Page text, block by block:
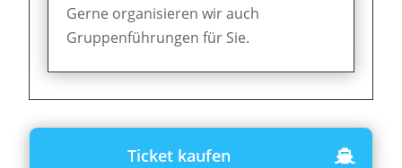
Gerne organisieren wir auch
Gruppenführungen für Sie.
Ticket kaufen